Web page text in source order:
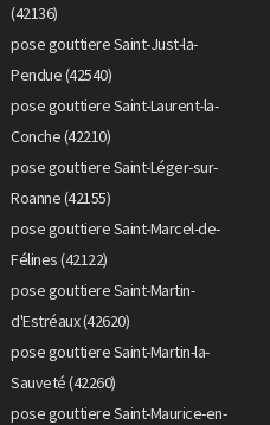
(42136)
pose gouttiere Saint-Just-la-
Pendue (42540)
pose gouttiere Saint-Laurent-la-
Conche (42210)
pose gouttiere Saint-Léger-sur-
Roanne (42155)
pose gouttiere Saint-Marcel-de-
Félines (42122)
pose gouttiere Saint-Martin-
d'Estréaux (42620)
pose gouttiere Saint-Martin-la-
Sauveté (42260)
pose gouttiere Saint-Maurice-en-